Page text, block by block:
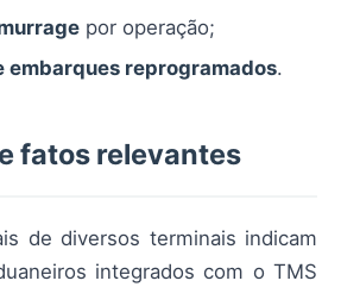
por operação;
embarques reprogramados.
fatos relevantes
de diversos terminais indicam
integrados com o TMS